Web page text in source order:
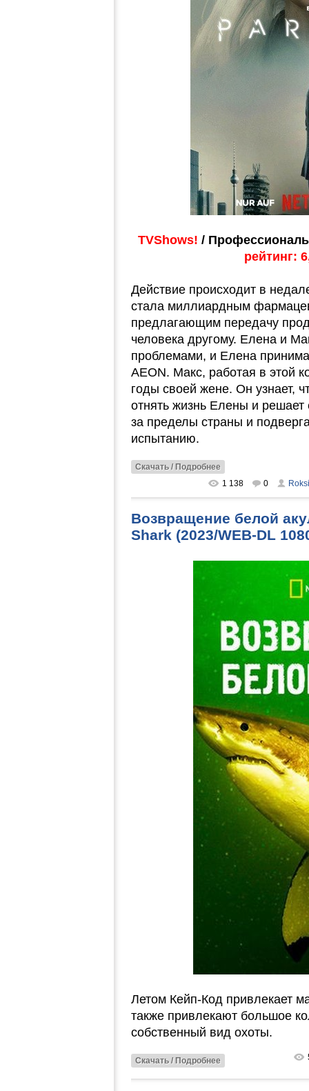
TVShows! /
рейтинг:
Действие происходит в
стала миллиардным
предлагающим передачу
человека другому. Елена и
проблемами, и Елена
AEON. Макс, работая в этой
годы своей жене. Он узнает,
отнять жизнь Елены и решает
за пределы страны и
испытанию.
Скачать / Подробнее
1 138
0 Roksi
Возвращение белой
Shark (2023/WEB-DL
Летом Кейп-Код привлекает
также привлекают большое
собственный вид охоты.
Скачать / Подробнее